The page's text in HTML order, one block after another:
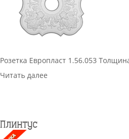
Розетка Европласт 1.56.053
Читать далее
Плинтус